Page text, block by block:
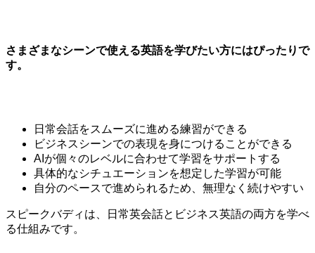
さまざまなシーンで使える英語を学びたい方にはぴったりで
す。
日常会話をスムーズに進める練習ができる
ビジネスシーンでの表現を身につけることができる
AIが個々のレベルに合わせて学習をサポートする
具体的なシチュエーションを想定した学習が可能
自分のペースで進められるため、無理なく続けやすい
スピークバディは、日常英会話とビジネス英語の両方を学べ
る仕組みです。